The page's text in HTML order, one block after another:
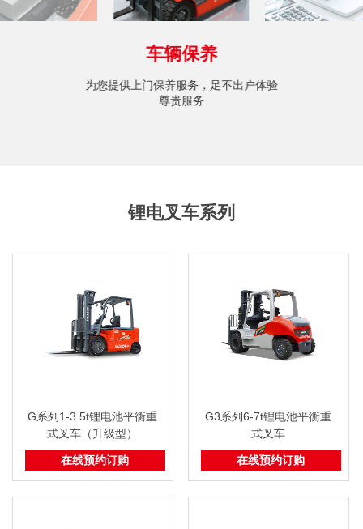
上门业务咨询
一键预约，为您提供上门实地考察及专
业定制化解决方案
锂电叉车系列
G系列1-3.5t锂电池平衡重
式叉车（升级型）
在线预约订购
G3系列6-7t锂电池平衡重
式叉车
在线预约订购